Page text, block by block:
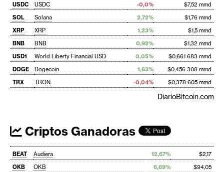
USDC
USDC -0,0%
$7,52 mmd
SOL
Solana 2,72%
$1,76 mmd
XRP
XRP 1,23%
$1,5 mmd
BNB
BNB 0,92%
$1,32 mmd
USD1
World Liberty Financial USD 0,05%
$0,661 683 mmd
DOGE
Dogecoin 1,63%
$0,456 308 mmd
TRX
TRON -0,04% $0,378 605 mmd
DiarioBitcoin.com
Criptos Ganadoras
BEAT Audiera 12,67%
$2,17
OKB
OKB 6,69%
$94,05